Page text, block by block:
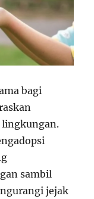
bagi
sambil
jejak